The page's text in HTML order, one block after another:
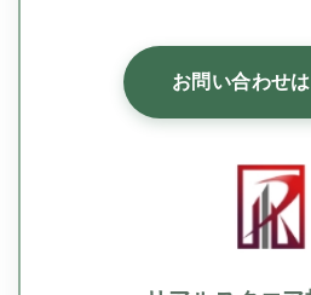
お問い合わせ